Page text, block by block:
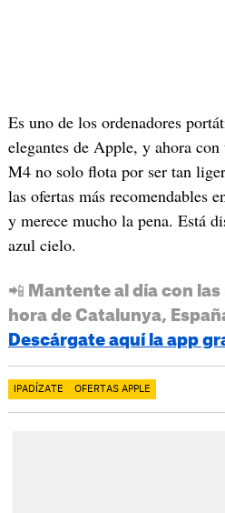
Es uno de los ordenadores
elegantes de Apple, y ahora
M4 no solo flota por ser tan
las ofertas más recomendables
y merece mucho la pena. Está
azul cielo.
📲 Mantente al día con
hora de Catalunya,
Descárgate aquí la app
IPADÍZATE OFERTAS APPLE